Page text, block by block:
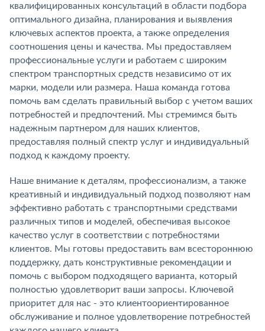
квалифицированных консультаций в области подбора
оптимального дизайна, планирования и выявления
ключевых аспектов проекта, а также определения
соотношения цены и качества. Мы предоставляем
профессиональные услуги и работаем с широким
спектром транспортных средств независимо от их
марки, модели или размера. Наша команда готова
помочь вам сделать правильный выбор с учетом ваших
потребностей и предпочтений. Мы стремимся быть
надежным партнером для наших клиентов,
предоставляя полный спектр услуг и индивидуальный
подход к каждому проекту.
Наше внимание к деталям, профессионализм, а также
креативный и индивидуальный подход позволяют нам
эффективно работать с транспортными средствами
различных типов и моделей, обеспечивая высокое
качество услуг в соответствии с потребностями
клиентов. Мы готовы предоставить вам всестороннюю
поддержку, дать конструктивные рекомендации и
помочь с выбором подходящего варианта, который
полностью удовлетворит ваши запросы. Ключевой
приоритет для нас - это клиентоориентированное
обслуживание и полное удовлетворение потребностей